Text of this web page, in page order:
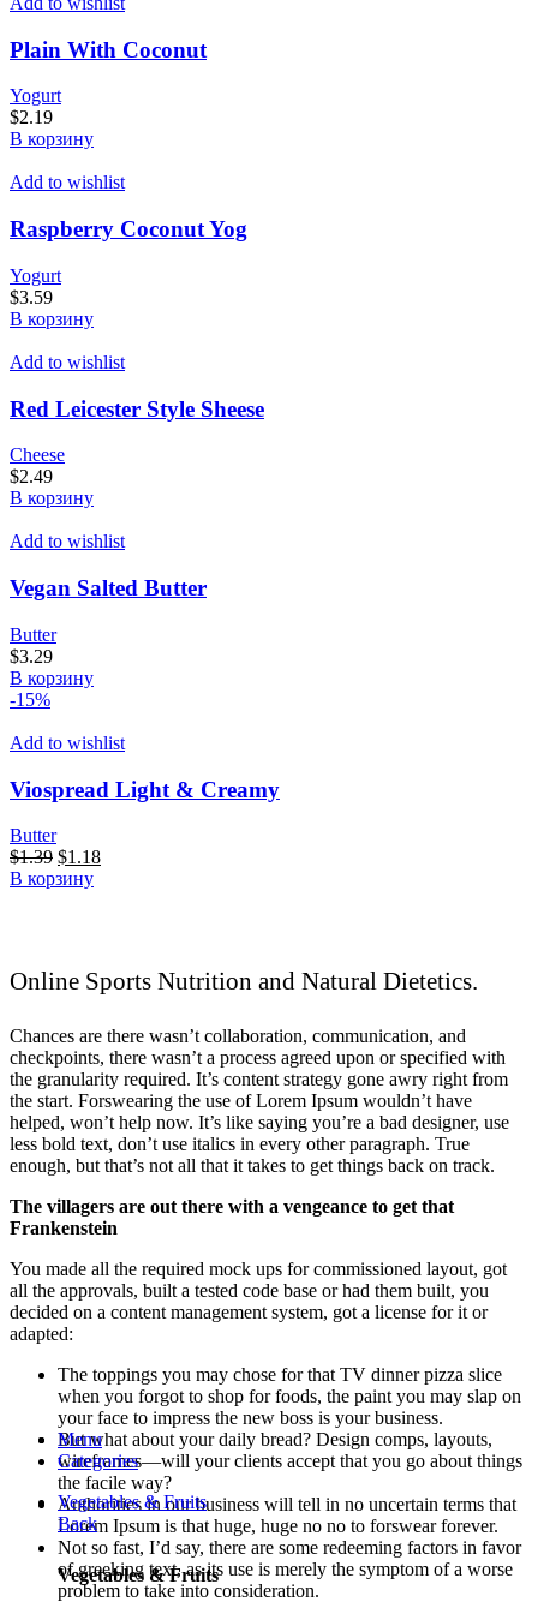
Plain With Coconut
Yogurt
$2.19
В корзину
Add to wishlist
Raspberry Coconut Yog
Yogurt
$3.59
В корзину
Add to wishlist
Red Leicester Style Sheese
Cheese
$2.49
В корзину
Add to wishlist
Vegan Salted Butter
Butter
$3.29
В корзину
-15%
Add to wishlist
Viospread Light & Creamy
Butter
$1.39 Первоначальная
цена
$1.18Текущая
В корзину
Online Sports Nutrition and Natural Dietetics.
Chances are there wasn’t collaboration, communication, and
checkpoints, there wasn’t a process agreed upon or specified with
the granularity required. It’s content strategy gone awry right from
the start. Forswearing the use of Lorem Ipsum wouldn’t have
helped, won’t help now. It’s like saying you’re a bad designer, use
less bold text, don’t use italics in every other paragraph. True
enough, but that’s not all that it takes to get things back on track.
The villagers are out there with a vengeance to get that
Frankenstein
You made all the required mock ups for commissioned layout, got
all the approvals, built a tested code base or had them built, you
decided on a content management system, got a license for it or
adapted:
The toppings you may chose for that TV dinner pizza slice
when you forgot to shop for foods, the paint you may slap on
your face to impress the new boss is your business.
But what about your daily bread? Design comps, layouts,
wireframes—will your clients accept that you go about things
the facile way?
Authorities in our business will tell in no uncertain terms that
Lorem Ipsum is that huge, huge no no to forswear forever.
Not so fast, I’d say, there are some redeeming factors in favor
of greeking text, as its use is merely the symptom of a worse
problem to take into consideration.
Menu
Categories
Vegetables & Fruits
Back
Vegetables & Fruits